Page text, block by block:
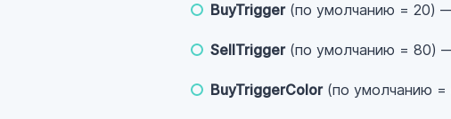
BuyTrigger(по умолчанию = 20) —
SellTrigger(по умолчанию = 80) —
BuyTriggerColor(по умолчанию =